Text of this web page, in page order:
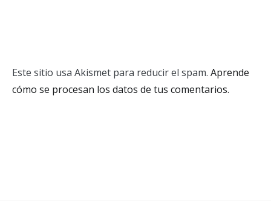
Este sitio usa Akismet para reducir el spam. Aprende
cómo se procesan los datos de tus comentarios.